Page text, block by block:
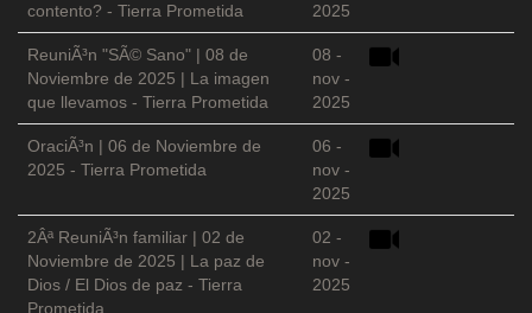
contento? - Tierra Prometida
2025
ReuniÃ³n "SÃ© Sano" | 08 de
Noviembre de 2025 | La imagen
que llevamos - Tierra Prometida
08 -
nov -
2025
OraciÃ³n | 06 de Noviembre de
2025 - Tierra Prometida
06 -
nov -
2025
2Âª ReuniÃ³n familiar | 02 de
Noviembre de 2025 | La paz de
Dios / El Dios de paz - Tierra
Prometida
02 -
nov -
2025